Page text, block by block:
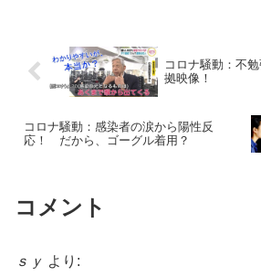
コロナ騒動：不
拠映像！
コロナ騒動：感染者の涙から陽性反
応！ だから、ゴーグル着用？
コメント
ｓｙ より: